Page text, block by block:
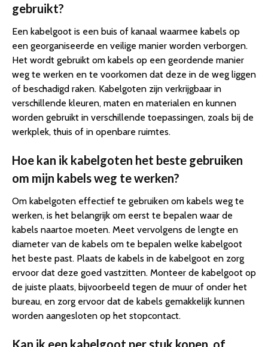
gebruikt?
Een kabelgoot is een buis of kanaal waarmee kabels op
een georganiseerde en veilige manier worden verborgen.
Het wordt gebruikt om kabels op een geordende manier
weg te werken en te voorkomen dat deze in de weg liggen
of beschadigd raken. Kabelgoten zijn verkrijgbaar in
verschillende kleuren, maten en materialen en kunnen
worden gebruikt in verschillende toepassingen, zoals bij de
werkplek, thuis of in openbare ruimtes.
Hoe kan ik kabelgoten het beste gebruiken
om mijn kabels weg te werken?
Om kabelgoten effectief te gebruiken om kabels weg te
werken, is het belangrijk om eerst te bepalen waar de
kabels naartoe moeten. Meet vervolgens de lengte en
diameter van de kabels om te bepalen welke kabelgoot
het beste past. Plaats de kabels in de kabelgoot en zorg
ervoor dat deze goed vastzitten. Monteer de kabelgoot op
de juiste plaats, bijvoorbeeld tegen de muur of onder het
bureau, en zorg ervoor dat de kabels gemakkelijk kunnen
worden aangesloten op het stopcontact.
Kan ik een kabelgoot per stuk kopen, of